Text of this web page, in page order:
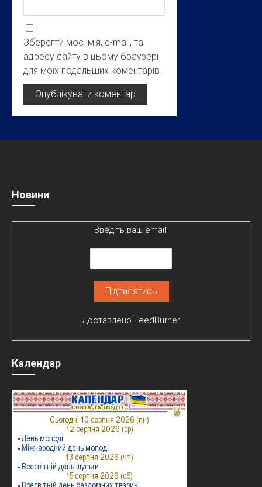
Зберегти моє ім'я, e-mail, та
адресу сайту в цьому браузері
для моїх подальших коментарів.
Новини
Введіть ваш email:
Доставлено FeedBurner
Календар